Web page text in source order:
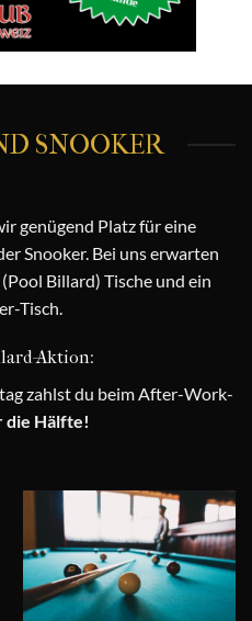
SNOOKER
genügend Platz für eine
Snooker. Bei uns erwarten
Billard) Tische und ein
Tisch.
Aktion:
zahlst du beim After-Work-
die Hälfte!